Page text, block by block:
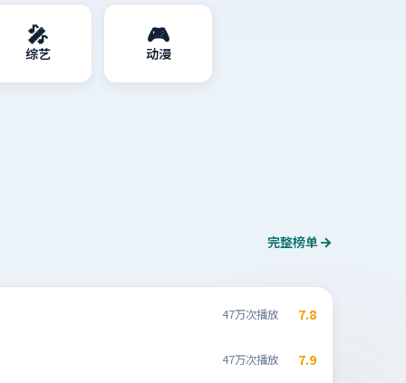
🎤
综艺
🎮
动漫
完整榜单
47万次播放 7.8
47万次播放 7.9